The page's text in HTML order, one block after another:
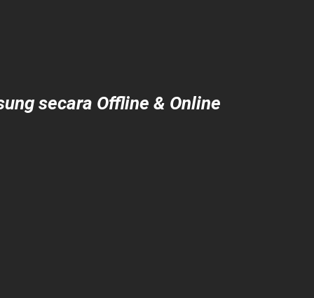
secara Offline & Online